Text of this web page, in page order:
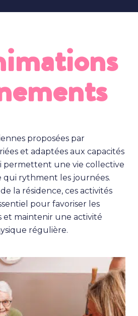
proposées par
et adaptées aux capacités
permettent une vie collective
qui rythment les journées.
la résidence, ces activités
pour favoriser les
et maintenir une activité
régulière.